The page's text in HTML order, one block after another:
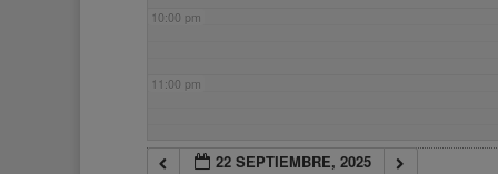
10:00 pm
11:00 pm
22 SEPTIEMBRE, 2025